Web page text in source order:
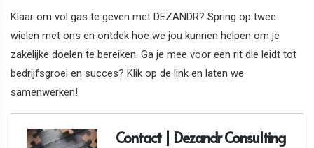
Klaar om vol gas te geven met DEZANDR? Spring op twee
wielen met ons en ontdek hoe we jou kunnen helpen om je
zakelijke doelen te bereiken. Ga je mee voor een rit die leidt tot
bedrijfsgroei en succes? Klik op de link en laten we
samenwerken!
Contact | Dezandr Consulting